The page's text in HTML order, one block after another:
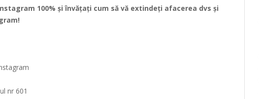
100% și învățați cum să vă extindeți afacerea dvs și
nr 601